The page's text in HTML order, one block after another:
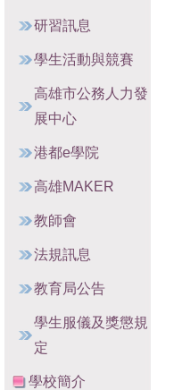
研習訊息
學生活動與競賽
高雄市公務人力發
展中心
港都e學院
高雄MAKER
教師會
法規訊息
教育局公告
學生服儀及獎懲規
定
學校簡介